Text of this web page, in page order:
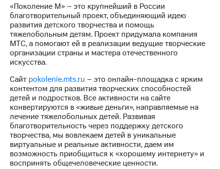
Контакты
Медиа-центр
Пресс-
релизы
МТС
о технологиях
Достижения
Интервью
Финансовая
отчетность
Контакты
«Поколение М» – это крупнейший в России
благотворительный проект, объединяющий идею
развития детского творчества и помощь
тяжелобольным детям. Проект придумала компания
МТС, а помогают ей в реализации ведущие творческие
организации страны и мастера отечественного
искусства.
Сайт pokolenie.mts.ru – это онлайн-площадка с ярким
контентом для развития творческих способностей
детей и подростков. Все активности на сайте
конвертируются в «живые деньги», направляемые на
лечение тяжелобольных детей. Развивая
благотворительность через поддержку детского
творчества, мы вовлекаем детей в уникальные
виртуальные и реальные активности, даем им
возможность приобщиться к «хорошему интернету» и
воспринять общечеловеческие ценности.